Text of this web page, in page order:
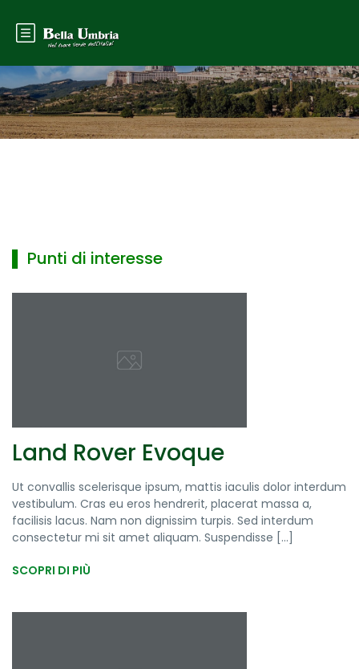
▌ Punti di interesse
Land Rover Evoque
Ut convallis scelerisque ipsum, mattis iaculis dolor interdum
vestibulum. Cras eu eros hendrerit, placerat massa a,
facilisis lacus. Nam non dignissim turpis. Sed interdum
consectetur mi sit amet aliquam. Suspendisse [...]
SCOPRI DI PIÙ